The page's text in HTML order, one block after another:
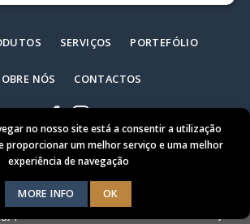
SERVIÇOS PORTEFÓLIO
NÓS CONTACTOS
em Madeira © 2026 /
no nosso site está a consentir a utilização
proporcionar um melhor serviço e uma melhor
experiência de navegação
MORE INFO OK